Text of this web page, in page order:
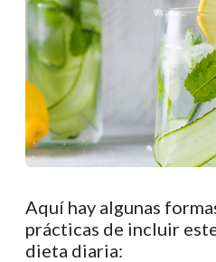
Aquí hay algunas
prácticas de incluir
dieta diaria: